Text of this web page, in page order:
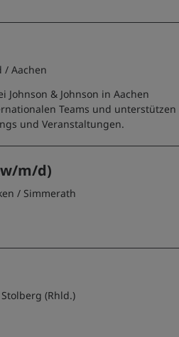
/ Aachen
Johnson & Johnson in Aachen
Teams und unterstützen
und Veranstaltungen.
m/d)
/ Simmerath
(Rhld.)